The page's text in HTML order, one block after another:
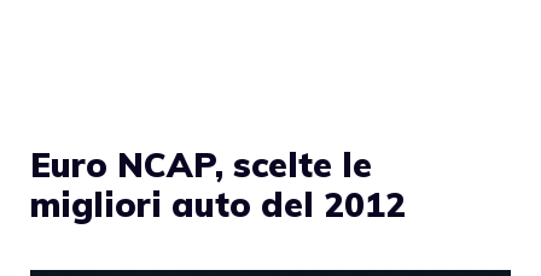
Euro NCAP, scelte le
migliori auto del 2012